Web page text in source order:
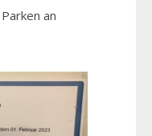
an